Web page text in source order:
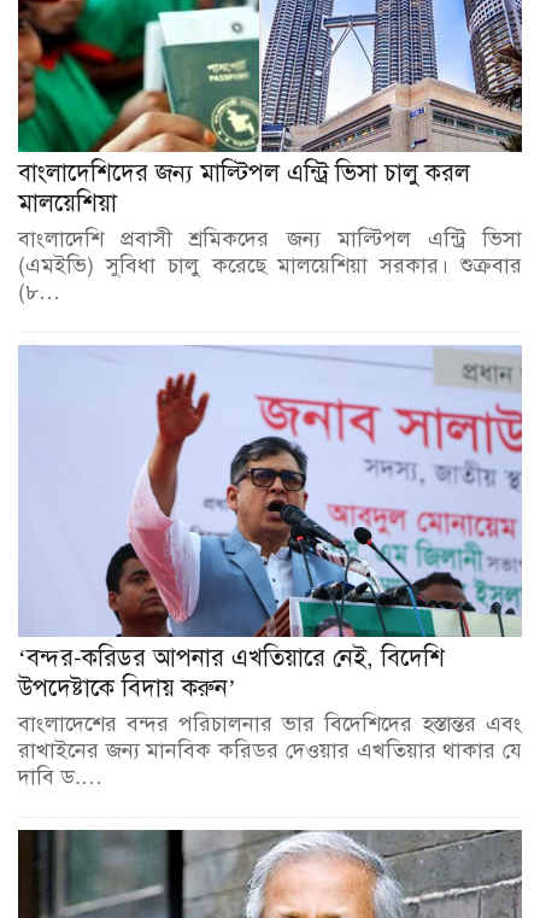
বাংলাদেশিদের জন্য মাল্টিপল এন্ট্রি ভিসা চালু করল
মালয়েশিয়া
বাংলাদেশি প্রবাসী শ্রমিকদের জন্য মাল্টিপল এন্ট্রি ভিসা
(এমইভি) সুবিধা চালু করেছে মালয়েশিয়া সরকার। শুক্রবার
(৮…
‘বন্দর-করিডর আপনার এখতিয়ারে নেই, বিদেশি
উপদেষ্টাকে বিদায় করুন’
বাংলাদেশের বন্দর পরিচালনার ভার বিদেশিদের হস্তান্তর এবং
রাখাইনের জন্য মানবিক করিডর দেওয়ার এখতিয়ার থাকার যে
দাবি ড.…